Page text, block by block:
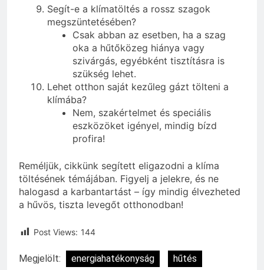
Segít-e a klímatöltés a rossz szagok
megszüntetésében?
Csak abban az esetben, ha a szag
oka a hűtőközeg hiánya vagy
szivárgás, egyébként tisztításra is
szükség lehet.
Lehet otthon saját kezűleg gázt tölteni a
klímába?
Nem, szakértelmet és speciális
eszközöket igényel, mindig bízd
profira!
Reméljük, cikkünk segített eligazodni a klíma
töltésének témájában. Figyelj a jelekre, és ne
halogasd a karbantartást – így mindig élvezheted
a hűvös, tiszta levegőt otthonodban!
Post Views: 144
Megjelölt: energiahatékonyság
hűtés